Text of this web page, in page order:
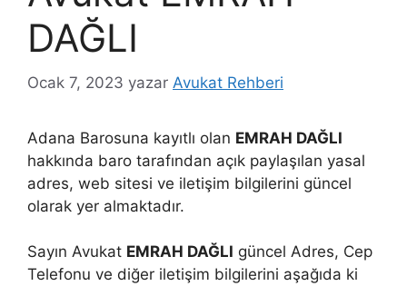
DAĞLI
Ocak 7, 2023 yazar Avukat Rehberi
Adana Barosuna kayıtlı olan EMRAH DAĞLI
hakkında baro tarafından açık paylaşılan yasal
adres, web sitesi ve iletişim bilgilerini güncel
olarak yer almaktadır.
Sayın Avukat EMRAH DAĞLI güncel Adres, Cep
Telefonu ve diğer iletişim bilgilerini aşağıda ki